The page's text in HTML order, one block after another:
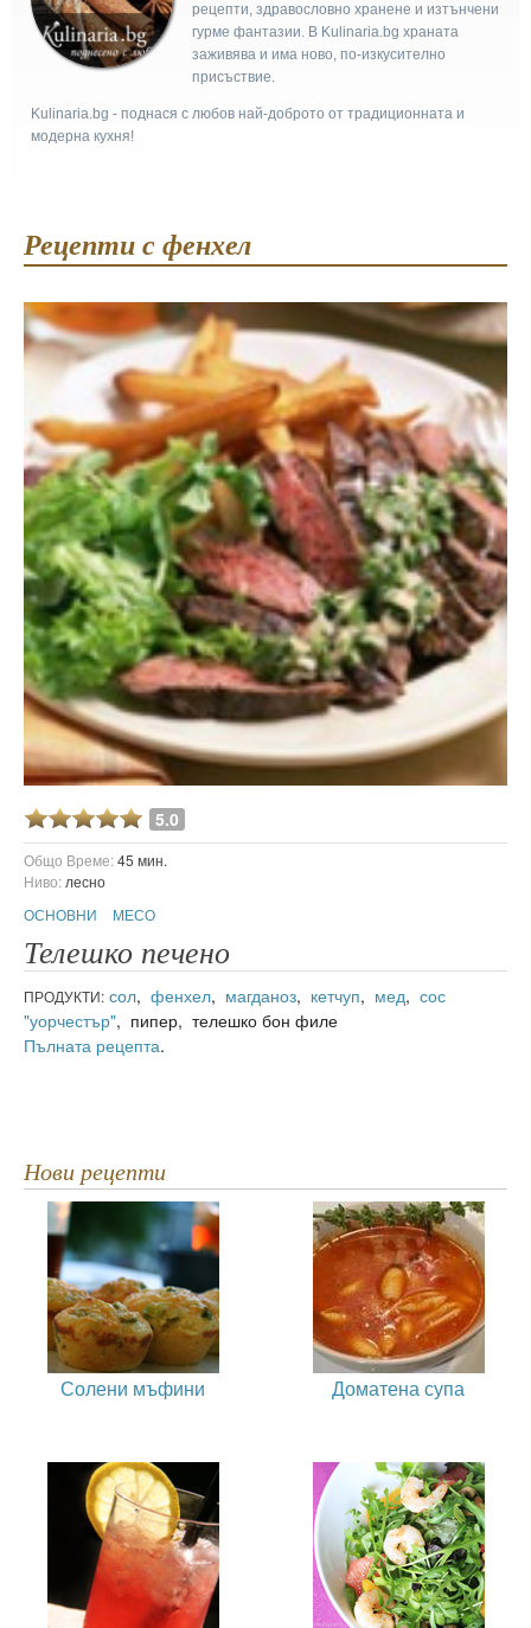
рецепти, здравословно хранене и изтънчени
гурме фантазии. В Kulinaria.bg храната
заживява и има ново, по-изкусително
присъствие.
Kulinaria.bg - поднася с любов най-доброто от традиционната и
модерна кухня!
Рецепти с фенхел
5.0
Общо Време:45 мин.
Ниво: лесно
ОСНОВНИ
МЕСО
Телешко печено
ПРОДУКТИ: сол, фенхел, магданоз, кетчуп, мед, сос
"уорчестър", пипер, телешко бон филе
Пълната рецепта.
Нови рецепти
Солени мъфини Доматена супа